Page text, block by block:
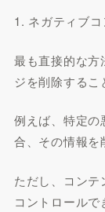
1. ネガティブ
最も直接的な方
ジを削除するこ
例えば、特定
合、その情報を
ただし、コン
コントロール